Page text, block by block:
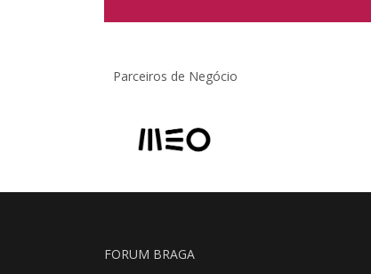
Parceiros de Negócio
FORUM BRAGA